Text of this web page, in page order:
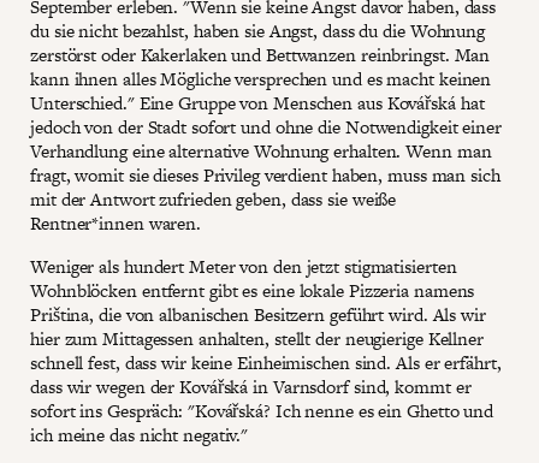
September erleben. "Wenn sie keine Angst davor haben, dass
du sie nicht bezahlst, haben sie Angst, dass du die Wohnung
zerstörst oder Kakerlaken und Bettwanzen reinbringst. Man
kann ihnen alles Mögliche versprechen und es macht keinen
Unterschied." Eine Gruppe von Menschen aus Kovářská hat
jedoch von der Stadt sofort und ohne die Notwendigkeit einer
Verhandlung eine alternative Wohnung erhalten. Wenn man
fragt, womit sie dieses Privileg verdient haben, muss man sich
mit der Antwort zufrieden geben, dass sie weiße
Rentner*innen waren.
Weniger als hundert Meter von den jetzt stigmatisierten
Wohnblöcken entfernt gibt es eine lokale Pizzeria namens
Priština, die von albanischen Besitzern geführt wird. Als wir
hier zum Mittagessen anhalten, stellt der neugierige Kellner
schnell fest, dass wir keine Einheimischen sind. Als er erfährt,
dass wir wegen der Kovářská in Varnsdorf sind, kommt er
sofort ins Gespräch: "Kovářská? Ich nenne es ein Ghetto und
ich meine das nicht negativ."